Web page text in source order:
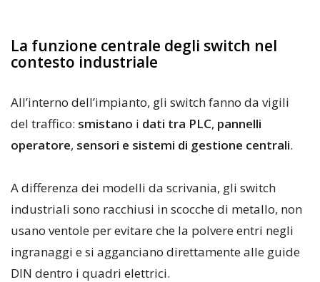
La funzione centrale degli switch nel
contesto industriale
All’interno dell’impianto, gli switch fanno da vigili
del traffico: smistano i dati tra PLC, pannelli
operatore, sensori e sistemi di gestione centrali.
A differenza dei modelli da scrivania, gli switch
industriali sono racchiusi in scocche di metallo, non
usano ventole per evitare che la polvere entri negli
ingranaggi e si agganciano direttamente alle guide
DIN dentro i quadri elettrici.